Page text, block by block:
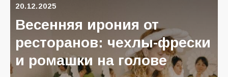
20.12.2025
Весенняя ирония от
ресторанов: чехлы-фрески
и ромашки на голове